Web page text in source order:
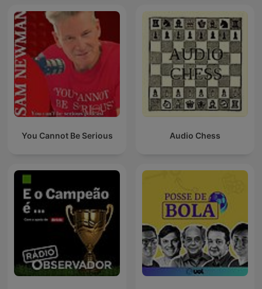
You Cannot Be Serious Audio Chess